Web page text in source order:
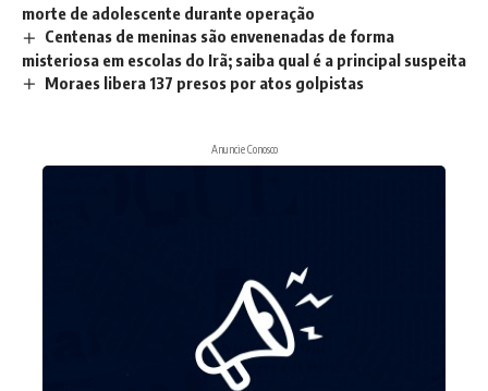
morte de adolescente durante operação
Centenas de meninas são envenenadas de forma
misteriosa em escolas do Irã; saiba qual é a principal suspeita
Moraes libera 137 presos por atos golpistas
Anuncie Conosco